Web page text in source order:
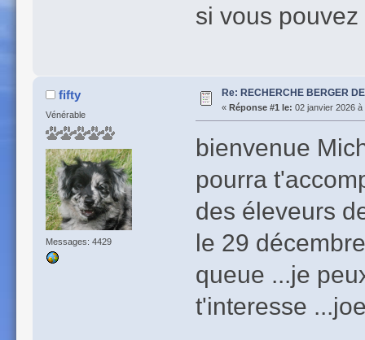
si vous
fifty
Vénérable
Messages: 4429
Re: RECHERCHE BERGER
« Réponse #1 le: 02 janvier 2026 à
bienvenue
pourra
des éleveurs
le 29
queue ...je
t'interesse